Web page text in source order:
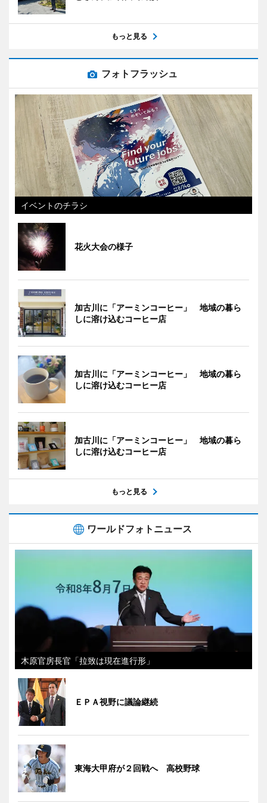
もっと見る
フォトフラッシュ
イベントのチラシ
花火大会の様子
加古川に「アーミンコーヒー」 地域の暮ら
しに溶け込むコーヒー店
加古川に「アーミンコーヒー」 地域の暮ら
しに溶け込むコーヒー店
加古川に「アーミンコーヒー」 地域の暮ら
しに溶け込むコーヒー店
もっと見る
ワールドフォトニュース
木原官房長官「拉致は現在進行形」
ＥＰＡ視野に議論継続
東海大甲府が２回戦へ 高校野球